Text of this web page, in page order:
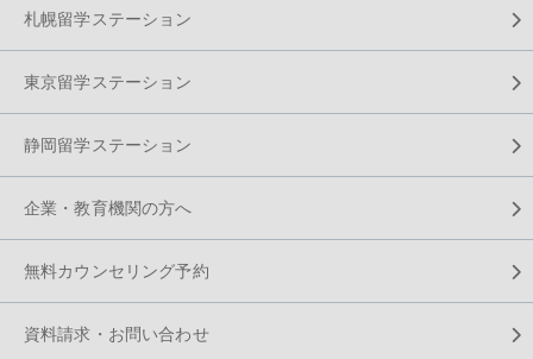
札幌留学ステーション
東京留学ステーション
静岡留学ステーション
企業・教育機関の方へ
無料カウンセリング予約
資料請求・お問い合わせ